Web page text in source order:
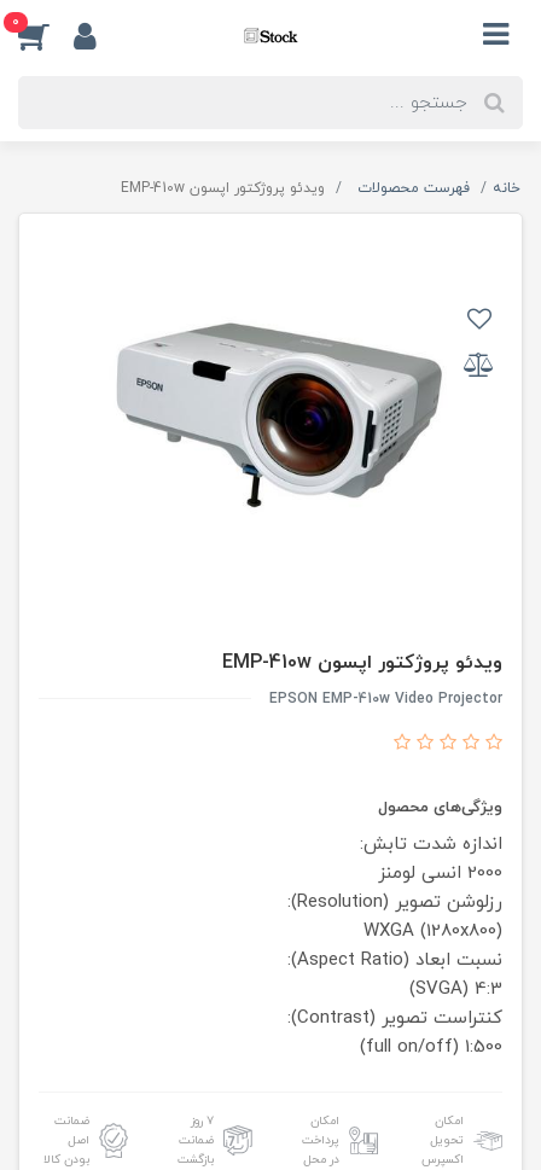
0
خانه فهرست محصولات ویدئو پروژکتور اپسون EMP-410w
ویدئو پروژکتور اپسون EMP-410w
EPSON EMP-410w Video Projector
ویژگی‌های محصول
اندازه شدت تابش:
2000 انسی لومنز
رزلوشن تصویر (Resolution):
(WXGA (1280x800
نسبت ابعاد (Aspect Ratio):
4:3 (SVGA)
کنتراست تصویر (Contrast):
1:500 (full on/off)
امکان
تحویل
اکسپرس
امکان
پرداخت
در محل
۷ روز
ضمانت
بازگشت
ضمانت
اصل
بودن کالا